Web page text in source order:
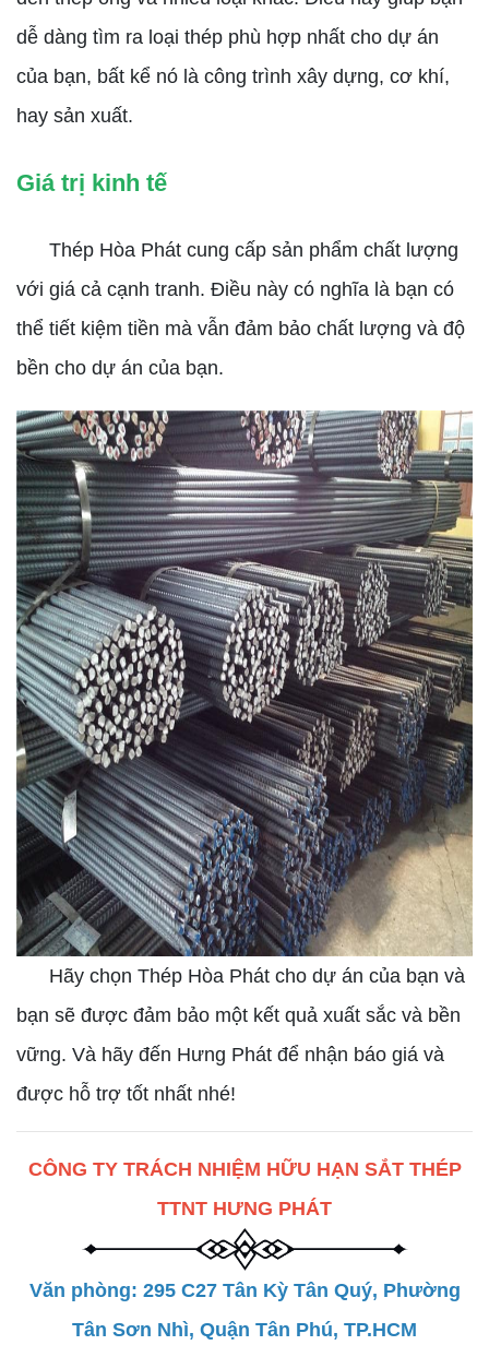
dễ dàng tìm ra loại thép phù hợp nhất cho dự án
của bạn, bất kể nó là công trình xây dựng, cơ khí,
hay sản xuất.
Giá trị kinh tế
Thép Hòa Phát cung cấp sản phẩm chất lượng
với giá cả cạnh tranh. Điều này có nghĩa là bạn có
thể tiết kiệm tiền mà vẫn đảm bảo chất lượng và độ
bền cho dự án của bạn.
Hãy chọn Thép Hòa Phát cho dự án của bạn và
bạn sẽ được đảm bảo một kết quả xuất sắc và bền
vững. Và hãy đến Hưng Phát để nhận báo giá và
được hỗ trợ tốt nhất nhé!
CÔNG TY TRÁCH NHIỆM HỮU HẠN SẮT THÉP
TTNT HƯNG PHÁT
Văn phòng: 295 C27 Tân Kỳ Tân Quý, Phường
Tân Sơn Nhì, Quận Tân Phú, TP.HCM